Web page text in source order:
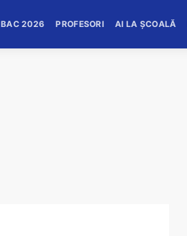
BAC 2026 PROFESORI AI LA ȘCOALĂ